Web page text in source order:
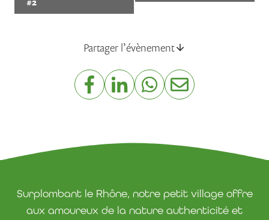
Évènement
Partager l’évènement
Surplombant le Rhône, notre petit village offre
aux amoureux de la nature authenticité et